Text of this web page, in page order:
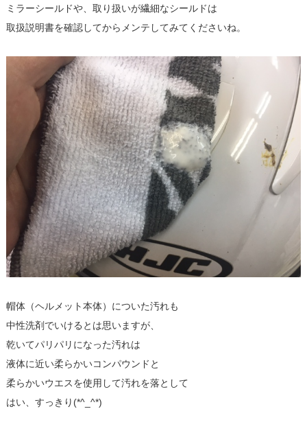
ミラーシールドや、取り扱いが繊細なシールドは
取扱説明書を確認してからメンテしてみてくださいね。
帽体（ヘルメット本体）についた汚れも
中性洗剤でいけるとは思いますが、
乾いてパリパリになった汚れは
液体に近い柔らかいコンパウンドと
柔らかいウエスを使用して汚れを落として
はい、すっきり(*^_^*)